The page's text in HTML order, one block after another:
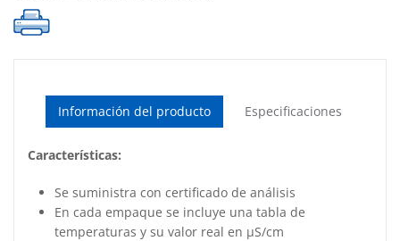
Información del producto Especificaciones
Características:
Se suministra con certificado de análisis
En cada empaque se incluye una tabla de
temperaturas y su valor real en μS/cm